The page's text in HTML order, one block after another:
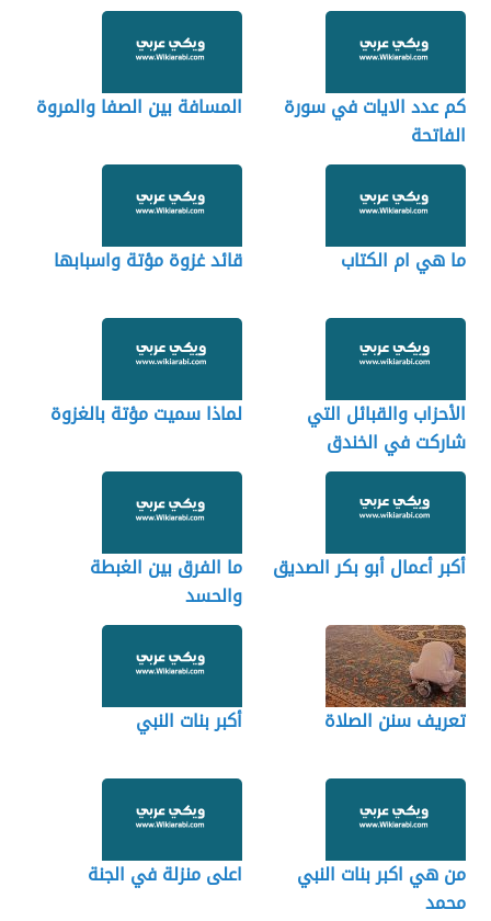
كم عدد الايات في سورة
الفاتحة
المسافة بين الصفا والمروة
ما هي ام الكتاب قائد غزوة مؤتة واسبابها
الأحزاب والقبائل التي
شاركت في الخندق
لماذا سميت مؤتة بالغزوة
أكبر أعمال أبو بكر الصديق
ما الفرق بين الغبطة
والحسد
تعريف سنن الصلاة أكبر بنات النبي
من هي اكبر بنات النبي
محمد
اعلى منزلة في الجنة